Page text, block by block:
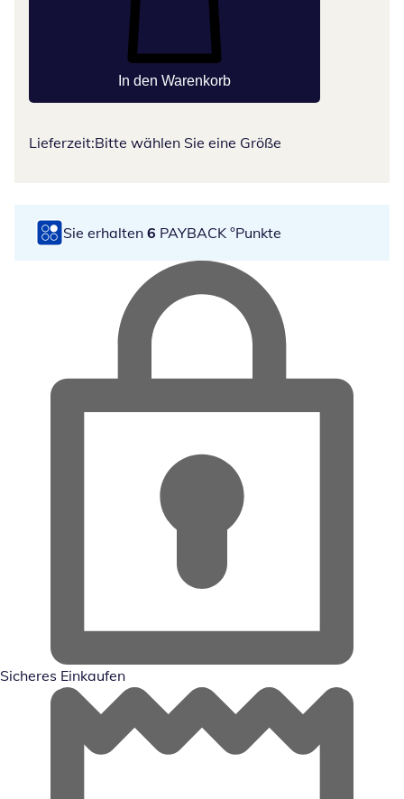
In den Warenkorb
Lieferzeit:Bitte wählen Sie eine Größe
Sie erhalten 6 PAYBACK °Punkte
Sicheres Einkaufen